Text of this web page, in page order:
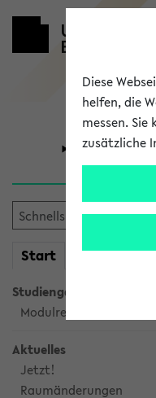
Universität
Start meineKVV
Studiengangsauswahl
Modulrecherche
Aktuelles
Jetzt!
Raumänderungen
Diese
helfen, die
messen.
zusätzliche